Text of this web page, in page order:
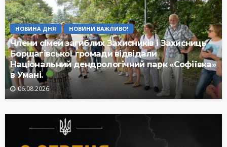
НОВИНА ДНЯ НОВИНИ ВАЖЛИВО!
Члени сімей загиблих Захисників і Захисниць
Борщагівської громади відвідали
Національний дендрологічний парк «Софіївка»
в Умані.
06.08.2026